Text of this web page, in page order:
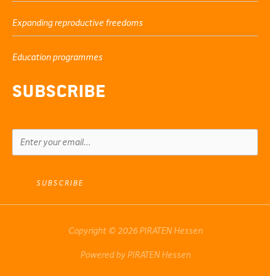
Expanding reproductive freedoms
Education programmes
Subscribe
SUBSCRIBE
Copyright © 2026 PIRATEN Hessen
Powered by PIRATEN Hessen